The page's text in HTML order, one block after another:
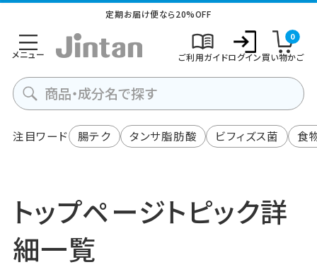
定期お届け便なら20%OFF
メニュー ご利用ガイドログイン
0
買い物かご
注目ワード 腸テク タンサ脂肪酸 ビフィズス菌 食
トップページトピック詳
細一覧